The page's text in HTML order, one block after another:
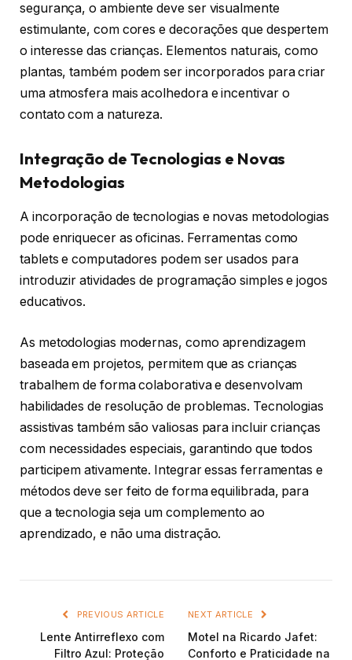
segurança, o ambiente deve ser visualmente
estimulante, com cores e decorações que despertem
o interesse das crianças. Elementos naturais, como
plantas, também podem ser incorporados para criar
uma atmosfera mais acolhedora e incentivar o
contato com a natureza.
Integração de Tecnologias e Novas
Metodologias
A incorporação de tecnologias e novas metodologias
pode enriquecer as oficinas. Ferramentas como
tablets e computadores podem ser usados para
introduzir atividades de programação simples e jogos
educativos.
As metodologias modernas, como aprendizagem
baseada em projetos, permitem que as crianças
trabalhem de forma colaborativa e desenvolvam
habilidades de resolução de problemas. Tecnologias
assistivas também são valiosas para incluir crianças
com necessidades especiais, garantindo que todos
participem ativamente. Integrar essas ferramentas e
métodos deve ser feito de forma equilibrada, para
que a tecnologia seja um complemento ao
aprendizado, e não uma distração.
PREVIOUS ARTICLE
Lente Antirreflexo com
Filtro Azul: Proteção
NEXT ARTICLE
Motel na Ricardo Jafet:
Conforto e Praticidade na